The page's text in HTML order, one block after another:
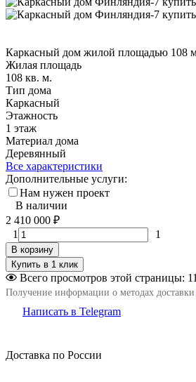
Каркасный дом жилой площадью 108
Жилая площадь
108 кв. м.
Тип дома
Каркасный
Этажность
1 этаж
Материал дома
Деревянный
Все характеристики
Дополнительные услуги:
Нам нужен проект
В наличии
2 410 000 ₽
1
1
В корзину
Всего просмотров этой страницы:
Получение информации о методах доставки
Написать в Telegram
Доставка по России